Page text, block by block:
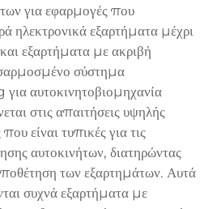
για εφαρμογές που
ηλεκτρονικά εξαρτήματα μέχρι
εξαρτήματα με ακριβή
σύστημα
αυτοκινητοβιομηχανία
στις απαιτήσεις υψηλής
είναι τυπικές για τις
αυτοκινήτων, διατηρώντας
των εξαρτημάτων. Αυτά
συχνά εξαρτήματα με